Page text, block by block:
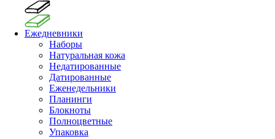
Ежедневники
Наборы
Натуральная кожа
Недатированные
Датированные
Еженедельники
Планинги
Блокноты
Полноцветные
Упаковка